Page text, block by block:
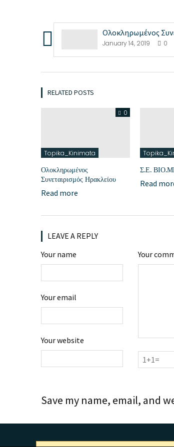
January 14, 2019 0
RELATED POSTS
0
Topika_Kinimata
Ολοκληρωμένος
Συνεταιρισμός Ηρακλείου
Read more
Σ.Ε.
Read
LEAVE A REPLY
Your
Your name
Your email
Your website
Save my name, email, and